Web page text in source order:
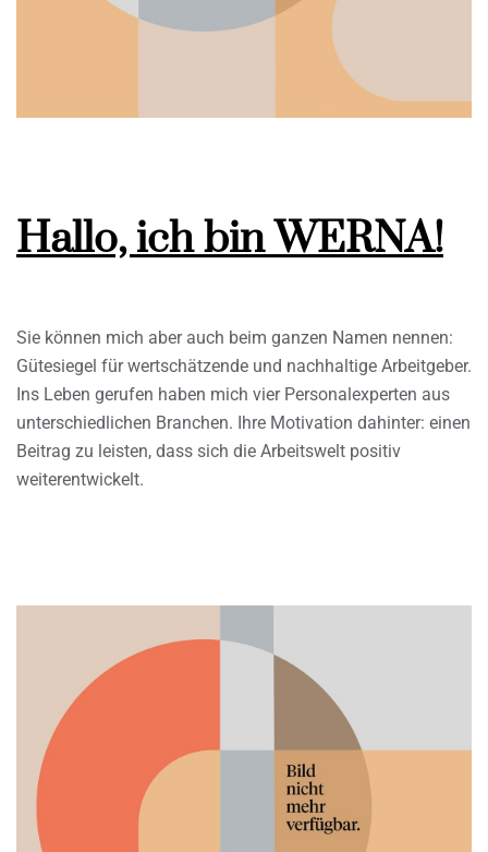
Hallo, ich bin WERNA!
Sie können mich aber auch beim ganzen Namen nennen:
Gütesiegel für wertschätzende und nachhaltige Arbeitgeber.
Ins Leben gerufen haben mich vier Personalexperten aus
unterschiedlichen Branchen. Ihre Motivation dahinter: einen
Beitrag zu leisten, dass sich die Arbeitswelt positiv
weiterentwickelt.